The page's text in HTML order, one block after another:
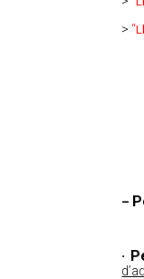
> “
–
·